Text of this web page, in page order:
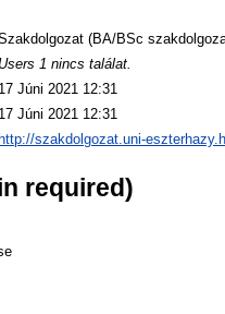
(BA/BSc
Users 1 nincs találat.
17 Júni 2021 12:31
17 Júni 2021 12:31
http://szakdolgozat.uni-
required)